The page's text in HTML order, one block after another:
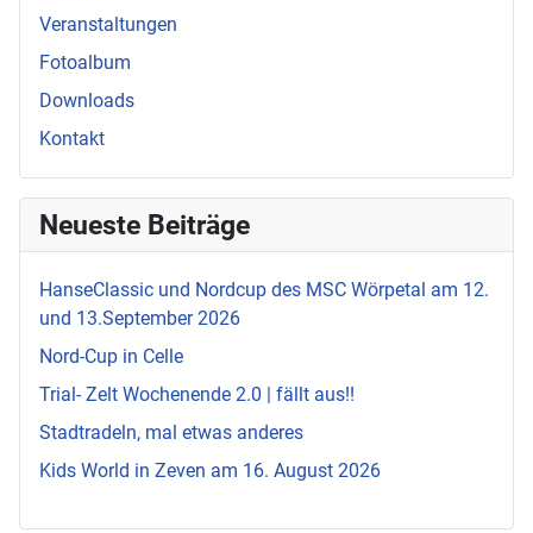
Veranstaltungen
Fotoalbum
Downloads
Kontakt
Neueste Beiträge
HanseClassic und Nordcup des MSC Wörpetal am 12.
und 13.September 2026
Nord-Cup in Celle
Trial- Zelt Wochenende 2.0 | fällt aus!!
Stadtradeln, mal etwas anderes
Kids World in Zeven am 16. August 2026